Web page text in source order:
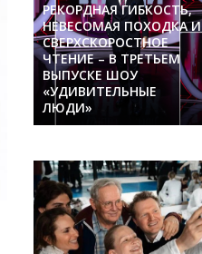
РЕКОРДНАЯ ГИБКОСТЬ,
НЕВЕСОМАЯ ПОХОДКА И
СВЕРХСКОРОСТНОЕ
ЧТЕНИЕ – В ТРЕТЬЕМ
ВЫПУСКЕ ШОУ
«УДИВИТЕЛЬНЫЕ
ЛЮДИ»